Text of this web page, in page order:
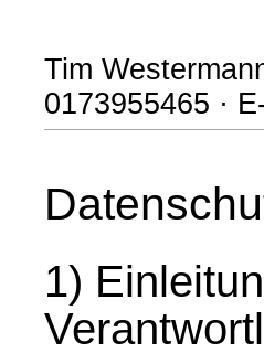
Tim
0173955465 ·
1)